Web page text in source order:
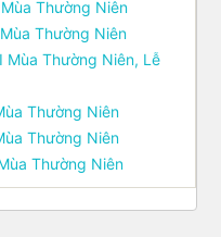
Thường Niên
Thường Niên
Thường Niên, Lễ
Thường Niên
Thường Niên
Thường Niên